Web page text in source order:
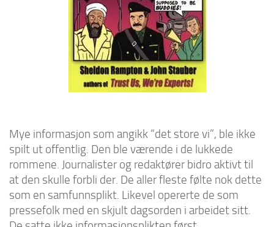
Mye informasjon som angikk “det store vi”, ble ikke
spilt ut offentlig. Den ble værende i de lukkede
rommene. Journalister og redaktører bidro aktivt til
at den skulle forbli der. De aller fleste følte nok dette
som en samfunnsplikt. Likevel opererte de som
pressefolk med en skjult dagsorden i arbeidet sitt.